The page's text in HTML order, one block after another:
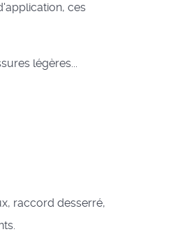
ces
légères...
raccord desserré,